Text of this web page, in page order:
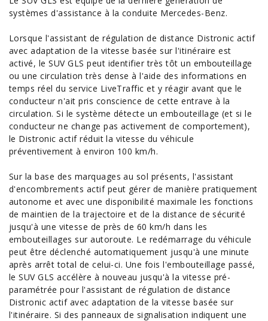
systèmes d'assistance à la conduite Mercedes-Benz.
Lorsque l'assistant de régulation de distance Distronic actif
avec adaptation de la vitesse basée sur l'itinéraire est
activé, le SUV GLS peut identifier très tôt un embouteillage
ou une circulation très dense à l'aide des informations en
temps réel du service LiveTraffic et y réagir avant que le
conducteur n'ait pris conscience de cette entrave à la
circulation. Si le système détecte un embouteillage (et si le
conducteur ne change pas activement de comportement),
le Distronic actif réduit la vitesse du véhicule
préventivement à environ 100 km/h.
Sur la base des marquages au sol présents, l'assistant
d'encombrements actif peut gérer de manière pratiquement
autonome et avec une disponibilité maximale les fonctions
de maintien de la trajectoire et de la distance de sécurité
jusqu'à une vitesse de près de 60 km/h dans les
embouteillages sur autoroute. Le redémarrage du véhicule
peut être déclenché automatiquement jusqu'à une minute
après arrêt total de celui-ci. Une fois l'embouteillage passé,
le SUV GLS accélère à nouveau jusqu'à la vitesse pré-
paramétrée pour l'assistant de régulation de distance
Distronic actif avec adaptation de la vitesse basée sur
l'itinéraire. Si des panneaux de signalisation indiquent une